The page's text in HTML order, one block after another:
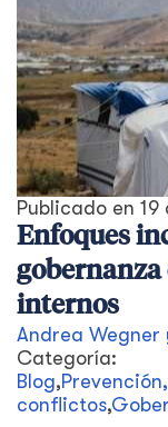
Publicado en 19
Enfoques
gobernanza
internos
Andrea Wegner
Categoría:
Blog,
conflictos,